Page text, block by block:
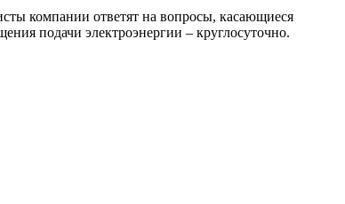
компании ответят на вопросы, касающиеся
подачи электроэнергии – круглосуточно.